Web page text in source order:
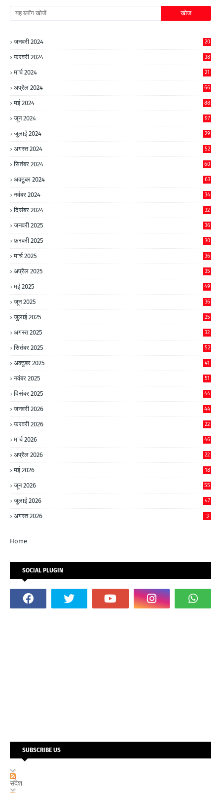
जनवरी 2024 20
फ़रवरी 2024 38
मार्च 2024 21
अप्रैल 2024 66
मई 2024 88
जून 2024 97
जुलाई 2024 29
अगस्त 2024 52
सितंबर 2024 60
अक्टूबर 2024 63
नवंबर 2024 34
दिसंबर 2024 32
जनवरी 2025 36
फ़रवरी 2025 30
मार्च 2025 36
अप्रैल 2025 35
मई 2025 49
जून 2025 36
जुलाई 2025 25
अगस्त 2025 32
सितंबर 2025 52
अक्टूबर 2025 41
नवंबर 2025 51
दिसंबर 2025 44
जनवरी 2026 44
फ़रवरी 2026 22
मार्च 2026 46
अप्रैल 2026 22
मई 2026 18
जून 2026 55
जुलाई 2026 47
अगस्त 2026 3
Home
SOCIAL PLUGIN
SUBSCRIBE US
संदेश